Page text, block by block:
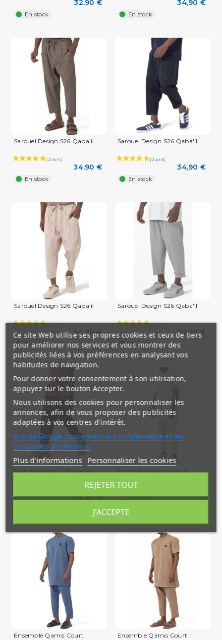
(2 avis)
32,90 €
En stock
34,90 €
En stock
Sarouel Design S26 Qaba'il
34,90 €
En stock
Sarouel Design S26 Qaba'il
34,90 €
En stock
Sarouel Design S26 Qaba'il
34,90 €
En stock
Sarouel Design S26 Qaba'il
34,90 €
En stock
34,90 €
En stock
Ensemble Qamis Court
Ensemble Qamis Court
Ce site Web utilise ses propres cookies et ceux de tiers
pour améliorer nos services et vous montrer des
publicités liées à vos préférences en analysant vos
habitudes de navigation.
Pour donner votre consentement à son utilisation,
appuyez sur le bouton Accepter.
Nous utilisons des cookies pour personnaliser les
annonces, afin de vous proposer des publicités
adaptées à vos centres d'intérêt.
site de Google concernant la confidentialité et les
conditions d'utilisation
Plus d'informations Personnaliser les cookies
REJETER TOUT
J'ACCEPTE